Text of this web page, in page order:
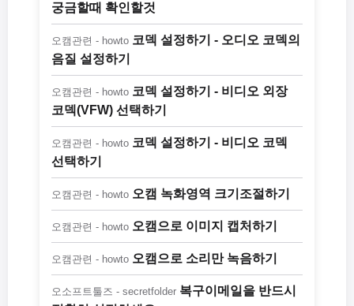
궁금할때 확인할것
오캠관련 - howto 코덱 설정하기 - 오디오 코덱의
음질 설정하기
오캠관련 - howto 코덱 설정하기 - 비디오 외장
코덱(VFW) 선택하기
오캠관련 - howto 코덱 설정하기 - 비디오 코덱
선택하기
오캠관련 - howto 오캠 녹화영역 크기조절하기
오캠관련 - howto 오캠으로 이미지 캡처하기
오캠관련 - howto 오캠으로 소리만 녹음하기
오소프트툴즈 - secretfolder 복구이메일을 반드시